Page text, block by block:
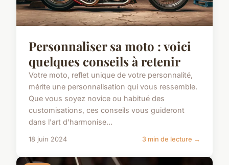
Personnaliser sa moto : voici
quelques conseils à retenir
Votre moto, reflet unique de votre personnalité,
mérite une personnalisation qui vous ressemble.
Que vous soyez novice ou habitué des
customisations, ces conseils vous guideront
dans l'art d'harmonise...
18 juin 2024 3 min de lecture →